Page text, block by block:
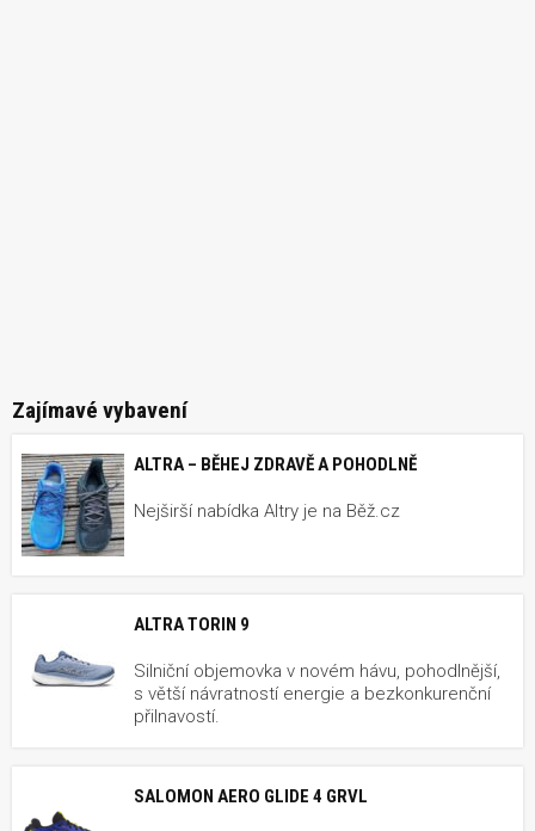
Zajímavé vybavení
ALTRA – BĚHEJ ZDRAVĚ A POHODLNĚ
Nejširší nabídka Altry je na Běž.cz
ALTRA TORIN 9
Silniční objemovka v novém hávu, pohodlnější,
s větší návratností energie a bezkonkurenční
přilnavostí.
SALOMON AERO GLIDE 4 GRVL